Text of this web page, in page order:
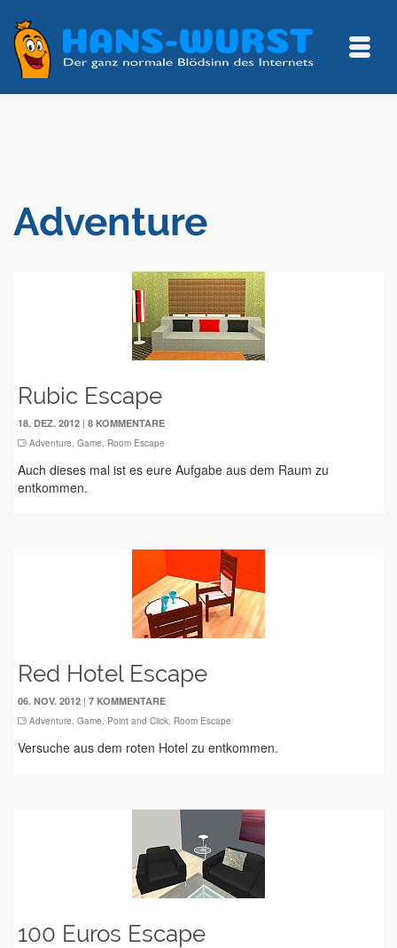
Adventure
Rubic Escape
18. DEZ. 2012 | 8 KOMMENTARE
Adventure, Game, Room Escape
Auch dieses mal ist es eure Aufgabe aus dem Raum zu
entkommen.
Red Hotel Escape
06. NOV. 2012 | 7 KOMMENTARE
Adventure, Game, Point and Click, Room Escape
Versuche aus dem roten Hotel zu entkommen.
100 Euros Escape